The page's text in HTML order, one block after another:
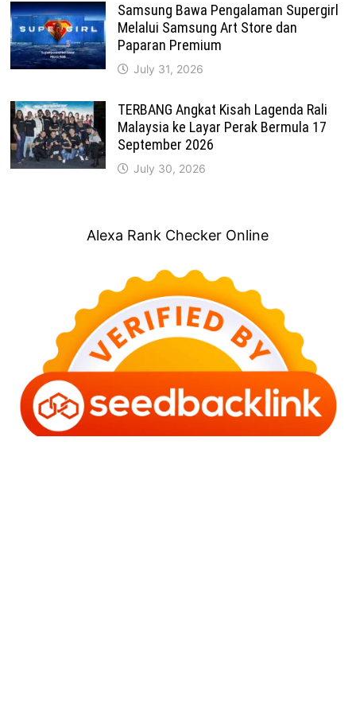
Samsung Bawa Pengalaman Supergirl
Melalui Samsung Art Store dan
Paparan Premium
July 31, 2026
TERBANG Angkat Kisah Lagenda Rali
Malaysia ke Layar Perak Bermula 17
September 2026
July 30, 2026
Alexa Rank Checker Online